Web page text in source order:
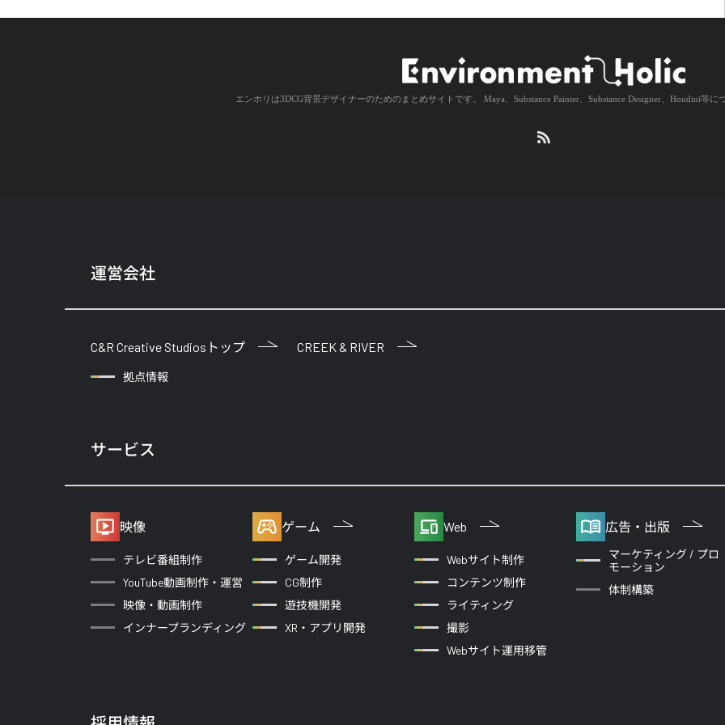
エンホリは3DCG背景デザイナーのためのまとめサイトです。 Maya、Substance Painter、Substance Designer、Houdini等に
運営会社
C&R Creative Studiosトップ
拠点情報
CREEK & RIVER
サービス
映像
テレビ番組制作
YouTube動画制作・運営
映像・動画制作
インナープランディング
ゲーム
ゲーム開発
CG制作
遊技機開発
XR・アプリ開発
Web
Webサイト制作
コンテンツ制作
ライティング
撮影
Webサイト運用移管
広告・出版
マーケティング / プロ
モーション
体制構築